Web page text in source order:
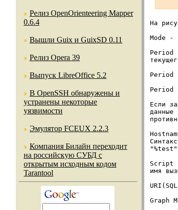
Релиз OpenOrienteering Mapper
0.6.4
Вышли Guix и GuixSD 0.11
Релиз Opera 39
Выпуск LibreOffice 5.2
В OpenSSH обнаружены и
устранены некоторые
уязвимости
Эмулятор FCEUX 2.2.3
Компания Билайн переходит
на российскую СУБД с
открытым исходным кодом
Tarantool
На
Mode -
Period
Period
Period
Если
Script
имя
Graph